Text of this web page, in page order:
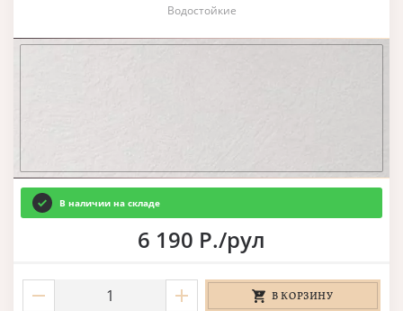
Водостойкие
В наличии на складе
6 190 Р./рул
В КОРЗИНУ